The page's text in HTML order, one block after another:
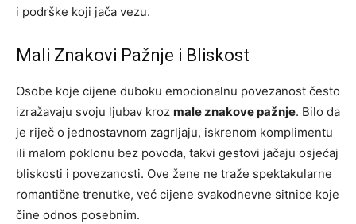
i podrške koji jača vezu.
Mali Znakovi Pažnje i Bliskost
Osobe koje cijene duboku emocionalnu povezanost često
izražavaju svoju ljubav kroz male znakove pažnje. Bilo da
je riječ o jednostavnom zagrljaju, iskrenom komplimentu
ili malom poklonu bez povoda, takvi gestovi jačaju osjećaj
bliskosti i povezanosti. Ove žene ne traže spektakularne
romantične trenutke, već cijene svakodnevne sitnice koje
čine odnos posebnim.